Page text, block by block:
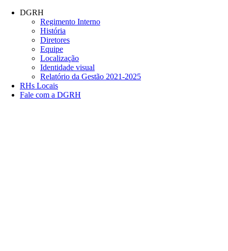
Conteúdo principal
DGRH
Regimento Interno
História
Diretores
Equipe
Localização
Identidade visual
Relatório da Gestão 2021-2025
RHs Locais
Fale com a DGRH